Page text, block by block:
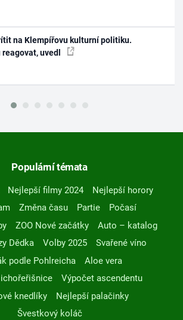
na Klempířovu kulturní politiku.
uvedl
Populární témata
Nejlepší filmy 2024
Nejlepší horory
Změna času Partie
Počasí
ZOO Nové začátky
Auto – katalog
Dědka
Volby 2025
Svařené víno
podle Pohlreicha
Aloe vera
Výpočet ascendentu
knedlíky
Nejlepší palačinky
Švestkový koláč